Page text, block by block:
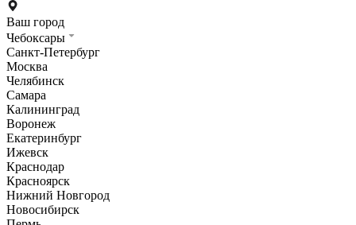
Ваш город
Чебоксары
Санкт-Петербург
Москва
Челябинск
Самара
Калининград
Воронеж
Екатеринбург
Ижевск
Краснодар
Красноярск
Нижний Новгород
Новосибирск